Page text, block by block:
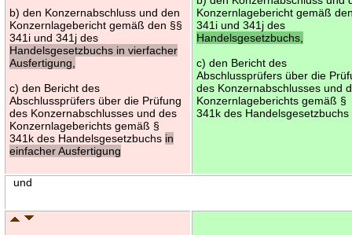
b) den Konzernabschluss und den
Konzernlagebericht gemäß den §§
341i und 341j des
Handelsgesetzbuchs in vierfacher
Ausfertigung,
c) den Bericht des
Abschlussprüfers über die Prüfung
des Konzernabschlusses und des
Konzernlageberichts gemäß §
341k des Handelsgesetzbuchs in
einfacher Ausfertigung
Konzernlagebericht gemäß
341i und 341j des
Handelsgesetzbuchs,
c) den Bericht des
Abschlussprüfers über die
des Konzernabschlusses und
Konzernlageberichts gemäß §
341k des Handelsgesetzbuchs
und